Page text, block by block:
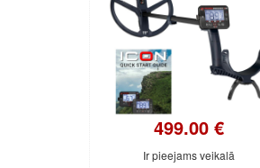
499.00 €
Ir pieejams veikalā